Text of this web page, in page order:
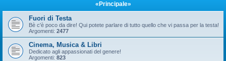
«Principale»
Fuori di Testa
Bè c'è poco da dire! Qui potete parlare di tutto quello che vi passa per la testa!
Argomenti: 2477
Cinema, Musica & Libri
Dedicato agli appassionati del genere!
Argomenti: 823